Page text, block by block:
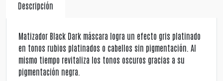
Descripción
Matizador Black Dark máscara logra un efecto gris platinado
en tonos rubios platinados o cabellos sin pigmentación. Al
mismo tiempo revitaliza los tonos oscuros gracias a su
pigmentación negra.